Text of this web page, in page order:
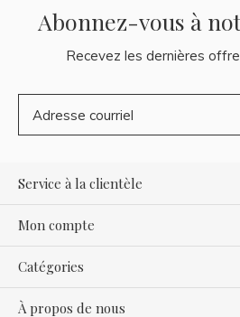
Abonnez-vous à
Recevez les dernières
Service à la clientèle
Mon compte
Catégories
À propos de nous